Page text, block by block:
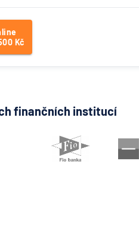
Kč
finančních institucí